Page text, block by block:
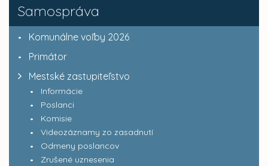
Samospráva
Komunálne voľby 2026
Primátor
Mestské zastupiteľstvo
Informácie
Poslanci
Komisie
Videozáznamy zo zasadnutí
Odmeny poslancov
Zrušené uznesenia